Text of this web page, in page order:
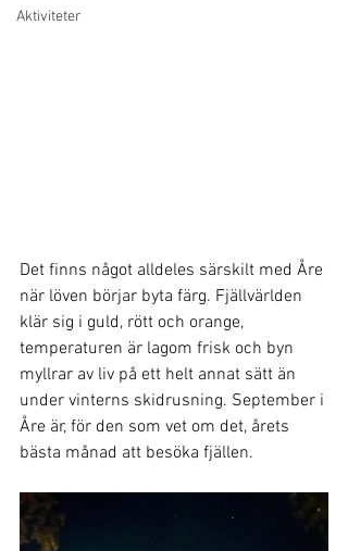
Aktiviteter
Det finns något alldeles särskilt med Åre
när löven börjar byta färg. Fjällvärlden
klär sig i guld, rött och orange,
temperaturen är lagom frisk och byn
myllrar av liv på ett helt annat sätt än
under vinterns skidrusning. September i
Åre är, för den som vet om det, årets
bästa månad att besöka fjällen.